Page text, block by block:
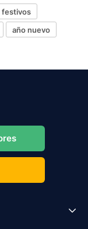
festivos
año nuevo